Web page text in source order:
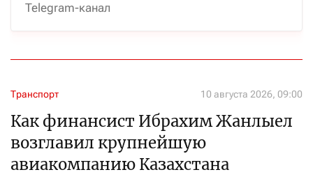
Telegram-канал
Транспорт 10 августа 2026, 09:00
Как финансист Ибрахим Жанлыел
возглавил крупнейшую
авиакомпанию Казахстана